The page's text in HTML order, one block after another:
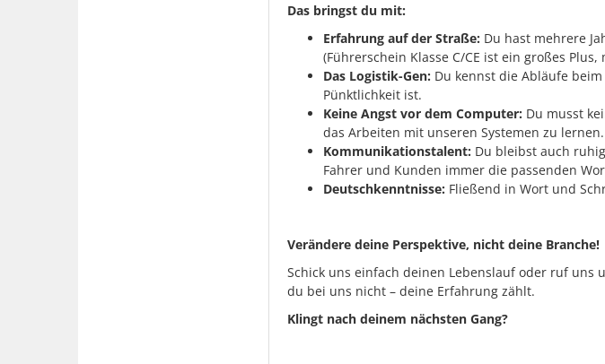
Das bringst du mit:
Erfahrung auf der Straße: Du hast mehrere
(Führerschein Klasse C/CE ist ein großes
Das Logistik-Gen: Du kennst die Abläufe
Pünktlichkeit ist.
Keine Angst vor dem Computer: Du musst
das Arbeiten mit unseren Systemen zu lernen.
Kommunikationstalent: Du bleibst auch
Fahrer und Kunden immer die passenden
Deutschkenntnisse: Fließend in Wort und
Verändere deine Perspektive, nicht deine Branche!
Schick uns einfach deinen Lebenslauf oder ruf uns
du bei uns nicht – deine Erfahrung zählt.
Klingt nach deinem nächsten Gang?